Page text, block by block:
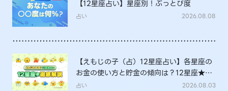
【12星座占い】星座別！ぶっとび度
占い 2026.08.08
【えもじの子（占）12星座占い】各星座の
お金の使い方と貯金の傾向は？12星座★徹
底解説
占い 2026.08.03